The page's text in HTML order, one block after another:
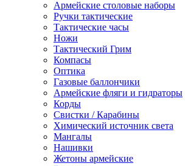
Армейские столовые наборы
Ручки тактические
Тактические часы
Ножи
Тактический Грим
Компасы
Оптика
Газовые баллончики
Армейские фляги и гидраторы
Корды
Свистки / Карабины
Химический источник света
Мангалы
Нашивки
Жетоны армейские